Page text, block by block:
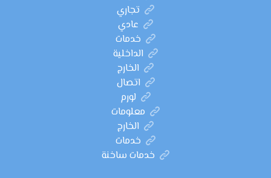
تجاري
عادي
خدمات
الداخلية
الخارج
اتصال
لورم
معلومات
الخارج
خدمات
خدمات ساخنة